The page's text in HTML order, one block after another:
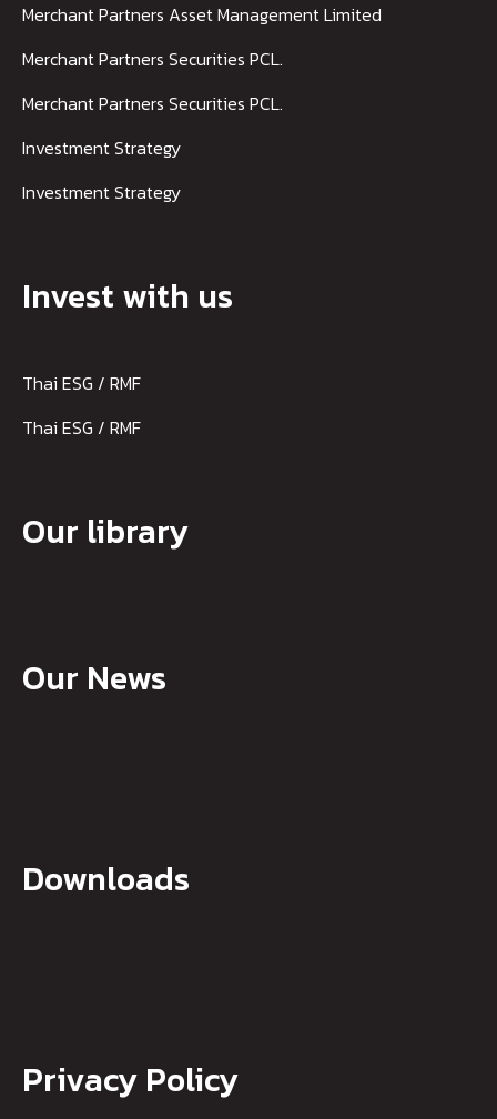
Merchant Partners Asset Management Limited
Merchant Partners Securities PCL.
Merchant Partners Securities PCL.
Investment Strategy
Investment Strategy
Invest with us
Thai ESG / RMF
Thai ESG / RMF
Our library
Our News
Downloads
Privacy Policy